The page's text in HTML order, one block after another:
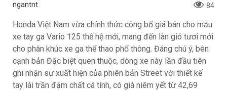
ngantnt 84
Honda Việt Nam vừa chính thức công bố giá bán cho mẫu
xe tay ga Vario 125 thế hệ mới, mang đến làn gió tươi mới
cho phân khúc xe ga thể thao phổ thông. Đáng chú ý, bên
cạnh bản Đặc biệt quen thuộc, dòng xe này lần đầu tiên
ghi nhận sự xuất hiện của phiên bản Street với thiết kế
tay lái trần đậm chất cá tính, có giá niêm yết từ 42,69